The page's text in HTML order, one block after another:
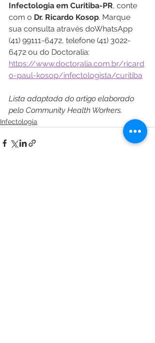
Infectologia em Curitiba-PR, conte
com o Dr. Ricardo Kosop. Marque
sua consulta através doWhatsApp
(41) 99111-6472, telefone (41) 3022-
6472 ou do Doctoralia:
https://www.doctoralia.com.br/ricard
o-paul-kosop/infectologista/curitiba
Lista adaptada do artigo elaborado
pelo Community Health Workers.
Infectologia